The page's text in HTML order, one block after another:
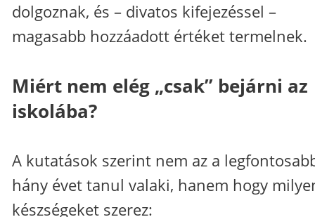
dolgoznak, és – divatos kifejezéssel –
magasabb hozzáadott értéket termelnek.
Miért nem elég „csak” bejárni az
iskolába?
A kutatások szerint nem az a
hány évet tanul valaki, hanem hogy
készségeket szerez: